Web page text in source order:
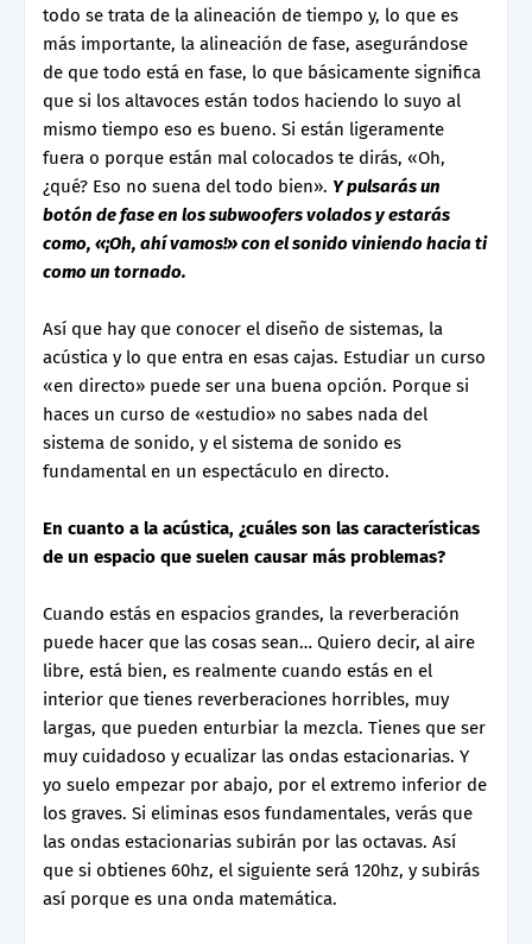
todo se trata de la alineación de tiempo y, lo que es
más importante, la alineación de fase, asegurándose
de que todo está en fase, lo que básicamente significa
que si los altavoces están todos haciendo lo suyo al
mismo tiempo eso es bueno. Si están ligeramente
fuera o porque están mal colocados te dirás, «Oh,
¿qué? Eso no suena del todo bien». Y pulsarás un
botón de fase en los subwoofers volados y estarás
como, «¡Oh, ahí vamos!» con el sonido viniendo hacia ti
como un tornado.
Así que hay que conocer el diseño de sistemas, la
acústica y lo que entra en esas cajas. Estudiar un curso
«en directo» puede ser una buena opción. Porque si
haces un curso de «estudio» no sabes nada del
sistema de sonido, y el sistema de sonido es
fundamental en un espectáculo en directo.
En cuanto a la acústica, ¿cuáles son las características
de un espacio que suelen causar más problemas?
Cuando estás en espacios grandes, la reverberación
puede hacer que las cosas sean… Quiero decir, al aire
libre, está bien, es realmente cuando estás en el
interior que tienes reverberaciones horribles, muy
largas, que pueden enturbiar la mezcla. Tienes que ser
muy cuidadoso y ecualizar las ondas estacionarias. Y
yo suelo empezar por abajo, por el extremo inferior de
los graves. Si eliminas esos fundamentales, verás que
las ondas estacionarias subirán por las octavas. Así
que si obtienes 60hz, el siguiente será 120hz, y subirás
así porque es una onda matemática.